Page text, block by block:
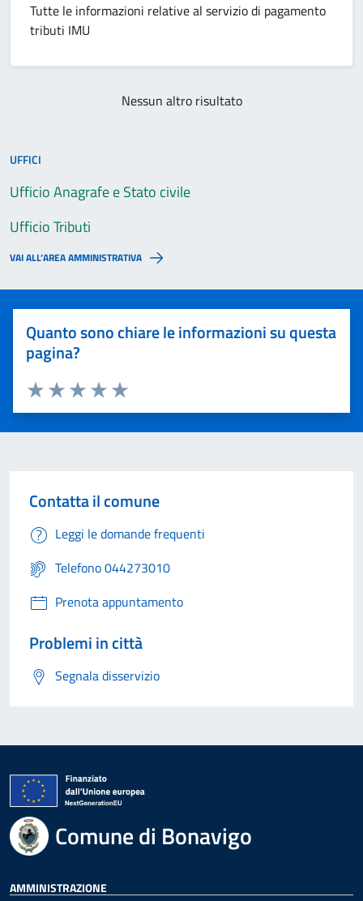
Tutte le informazioni relative al servizio di pagamento
tributi IMU
Nessun altro risultato
UFFICI
Ufficio Anagrafe e Stato civile
Ufficio Tributi
VAI ALL’AREA AMMINISTRATIVA
Quanto sono chiare le informazioni su questa
pagina?
Valuta 5 stelle su 5
Valuta 4 stelle su 5
Valuta 3 stelle su 5
Valuta 2 stelle su 5
Valuta 1 stelle su 5
Contatta il comune
Leggi le domande frequenti
Telefono 044273010
Prenota appuntamento
Problemi in città
Segnala disservizio
Comune di Bonavigo
AMMINISTRAZIONE